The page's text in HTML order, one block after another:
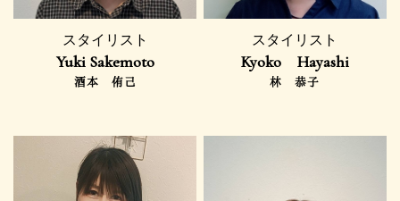
スタイリスト
Yuki Sakemoto
酒本 侑己
スタイリスト
Kyoko Hayashi
林 恭子